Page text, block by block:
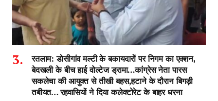
रतलाम: डोसीगांव मल्टी के बकायदारों पर निगम का एक्शन,
बेदखली के बीच हाई वोल्टेज ड्रामा…कांग्रेस नेता पारस
सकलेचा की आयुक्त से तीखी बहस,हटाने के दौरान बिगड़ी
तबीयत… रहवासियों ने दिया कलेक्टोरेट के बाहर धरना